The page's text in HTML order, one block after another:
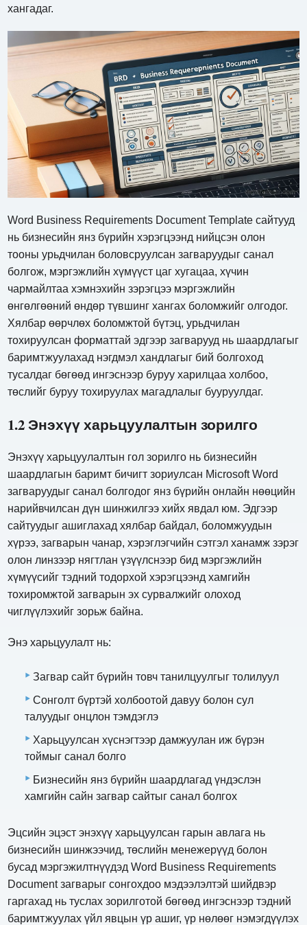
хангадаг.
Word Business Requirements Document Template сайтууд
нь бизнесийн янз бүрийн хэрэгцээнд нийцсэн олон
тооны урьдчилан боловсруулсан загваруудыг санал
болгож, мэргэжлийн хүмүүст цаг хугацаа, хүчин
чармайлтаа хэмнэхийн зэрэгцээ мэргэжлийн
өнгөлгөөний өндөр түвшинг хангах боломжийг олгодог.
Хялбар өөрчлөх боломжтой бүтэц, урьдчилан
тохируулсан форматтай эдгээр загварууд нь шаардлагыг
баримтжуулахад нэгдмэл хандлагыг бий болгоход
тусалдаг бөгөөд ингэснээр буруу харилцаа холбоо,
төслийг буруу тохируулах магадлалыг бууруулдаг.
1.2 Энэхүү харьцуулалтын зорилго
Энэхүү харьцуулалтын гол зорилго нь бизнесийн
шаардлагын баримт бичигт зориулсан Microsoft Word
загваруудыг санал болгодог янз бүрийн онлайн нөөцийн
нарийвчилсан дүн шинжилгээ хийх явдал юм. Эдгээр
сайтуудыг ашиглахад хялбар байдал, боломжуудын
хүрээ, загварын чанар, хэрэглэгчийн сэтгэл ханамж зэрэг
олон линзээр нягтлан үзүүлснээр бид мэргэжлийн
хүмүүсийг тэдний тодорхой хэрэгцээнд хамгийн
тохиромжтой загварын эх сурвалжийг олоход
чиглүүлэхийг зорьж байна.
Энэ харьцуулалт нь:
Загвар сайт бүрийн товч танилцуулгыг толилуул
Сонголт бүртэй холбоотой давуу болон сул
талуудыг онцлон тэмдэглэ
Харьцуулсан хүснэгтээр дамжуулан иж бүрэн
тоймыг санал болго
Бизнесийн янз бүрийн шаардлагад үндэслэн
хамгийн сайн загвар сайтыг санал болгох
Эцсийн эцэст энэхүү харьцуулсан гарын авлага нь
бизнесийн шинжээчид, төслийн менежерүүд болон
бусад мэргэжилтнүүдэд Word Business Requirements
Document загварыг сонгохдоо мэдээлэлтэй шийдвэр
гаргахад нь туслах зорилготой бөгөөд ингэснээр тэдний
баримтжуулах үйл явцын үр ашиг, үр нөлөөг нэмэгдүүлэх